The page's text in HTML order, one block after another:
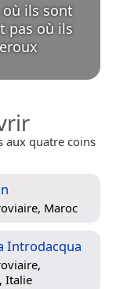
où ils sont
pas où ils
aux quatre coins
Maroc
Introdacqua
Italie